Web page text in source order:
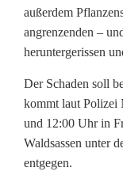
n
d
a
l
e
i
außerdem
angrenzenden –
heruntergerissen
Der Schaden soll
kommt laut Polizei
und 12:00 Uhr in
Waldsassen unter
entgegen.